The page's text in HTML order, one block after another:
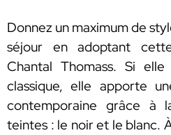
Donnez un maximum de
séjour en adoptant
Chantal Thomass. Si
classique, elle apporte
contemporaine grâce à
teintes : le noir et le blanc.